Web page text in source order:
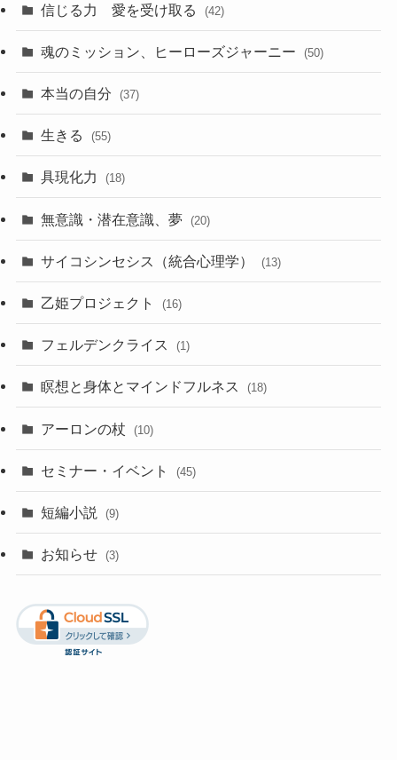
信じる力 愛を受け取る (42)
魂のミッション、ヒーローズジャーニー (50)
本当の自分 (37)
生きる (55)
具現化力 (18)
無意識・潜在意識、夢 (20)
サイコシンセシス（統合心理学） (13)
乙姫プロジェクト (16)
フェルデンクライス (1)
瞑想と身体とマインドフルネス (18)
アーロンの杖 (10)
セミナー・イベント (45)
短編小説 (9)
お知らせ (3)